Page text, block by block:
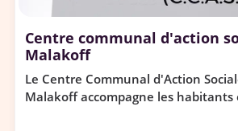
Centre communal d'action
Malakoff
Le Centre Communal d'Action
Malakoff accompagne les habitants